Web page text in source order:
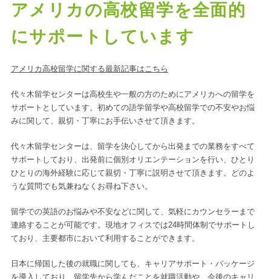
アメリカの高校留学を全面的
にサポートしています
アメリカ高校留学に関する最新記事はこちら
代々木留学センターは高校生や一般の方のためにアメリカへの留学を
サポートとしています。初めての語学留学や高校留学での不安やお悩
みに関して、親切・丁寧にお手伝いさせて頂きます。
代々木留学センターは、留学を決心してから出発までの業務をすべて
サポートしており、出発前に個別オリエンテーションを行い、ひとり
ひとりの海外経験に応じて親切・丁寧に説明させて頂きます。どのよ
うな質問でも気兼ねなくお尋ね下さい。
留学での英語のお悩みや不安などに関して、気軽にカウンセラーまで
連絡することが可能です。現地オフィスでは24時間体制でサポートし
ており、主要都市において利用することができます。
日本に帰国した後の就職に関しても、キャリアサポート・パッケージ
を導入しており、留学先から学んだことを就職活動や、今後のキャリ